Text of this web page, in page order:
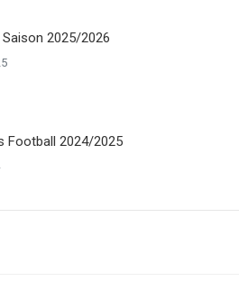
2025/2026
Football 2024/2025